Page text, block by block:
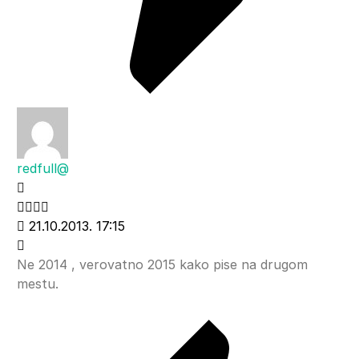
redfull@
21.10.2013. 17:15
Ne 2014 , verovatno 2015 kako pise na drugom
mestu.